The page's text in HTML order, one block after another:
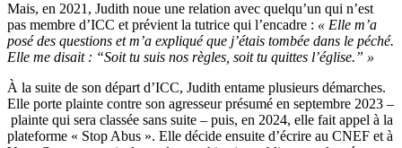
Mais, en 2021, Judith noue une relation avec quelqu’un qui n’est
pas membre d’ICC et prévient la tutrice qui l’encadre : « Elle m’a
posé des questions et m’a expliqué que j’étais tombée dans le péché.
Elle me disait : “Soit tu suis nos règles, soit tu quittes l’église.” »
À la suite de son départ d’ICC, Judith entame plusieurs démarches.
Elle porte plainte contre son agresseur présumé en septembre 2023 –
plainte qui sera classée sans suite – puis, en 2024, elle fait appel à la
plateforme « Stop Abus ». Elle décide ensuite d’écrire au CNEF et à